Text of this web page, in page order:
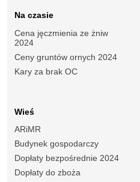
Na czasie
Cena jęczmienia ze żniw
2024
Ceny gruntów ornych 2024
Kary za brak OC
Wieś
ARiMR
Budynek gospodarczy
Dopłaty bezpośrednie 2024
Dopłaty do zboża